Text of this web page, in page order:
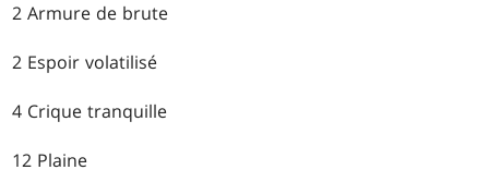
2 Armure de brute
2 Espoir volatilisé
4 Crique tranquille
12 Plaine